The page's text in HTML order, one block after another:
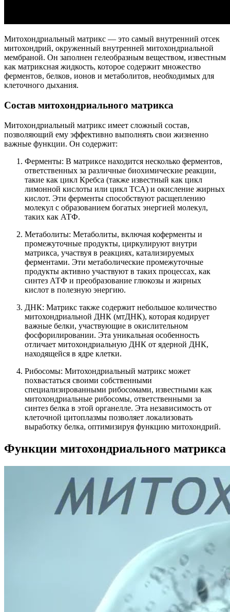
Митохондриальный матрикс — это самый внутренний отсек
митохондрий, окруженный внутренней митохондриальной
мембраной. Он заполнен гелеобразным веществом, известным
как матриксная жидкость, которое содержит множество
ферментов, белков, ионов и метаболитов, необходимых для
клеточного дыхания.
Состав митохондриального матрикса
Митохондриальный матрикс имеет сложный состав,
позволяющий ему эффективно выполнять свои жизненно
важные функции. Он содержит:
Ферменты: В матриксе находится несколько ферментов,
ответственных за различные биохимические реакции,
такие как цикл Кребса (также известный как цикл
лимонной кислоты или цикл ТСА) и окисление жирных
кислот. Эти ферменты способствуют расщеплению
молекул с образованием богатых энергией молекул,
таких как АТФ.
Метаболиты: Метаболиты, включая коферменты и
промежуточные продукты, циркулируют внутри
матрикса, участвуя в реакциях, катализируемых
ферментами. Эти метаболические промежуточные
продукты активно участвуют в таких процессах, как
синтез АТФ и преобразование глюкозы и жирных
кислот в полезную энергию.
ДНК: Матрикс также содержит небольшое количество
митохондриальной ДНК (мтДНК), которая кодирует
важные белки, участвующие в окислительном
фосфорилировании. Эта уникальная особенность
отличает митохондриальную ДНК от ядерной ДНК,
находящейся в ядре клетки.
Рибосомы: Митохондриальный матрикс может
похвастаться своими собственными
специализированными рибосомами, известными как
митохондриальные рибосомы, ответственными за
синтез белка в этой органелле. Эта независимость от
клеточной цитоплазмы позволяет локализовать
выработку белка, оптимизируя функцию митохондрий.
Функции митохондриального матрикса